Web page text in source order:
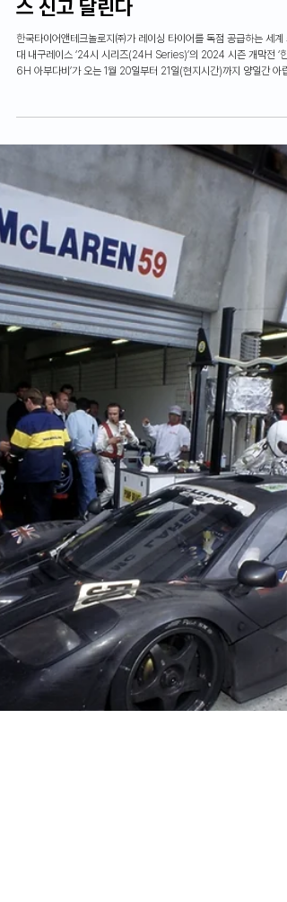
2024년 1월 20일
2분 분량
Motorsports
991도, 맥라렌도 한국타이어 벤투
스 신고 달린다
한국타이어앤테크놀로지㈜가 레이싱 타이어를 독점 공급하는 세계
대 내구레이스 ‘24시 시리즈(24H Series)’의 2024 시즌 개막전 ‘한
6H 아부다비’가 오는 1월 20일부터 21일(현지시간)까지 양일간 아랍
미리트 아부다비에서 개최된다.